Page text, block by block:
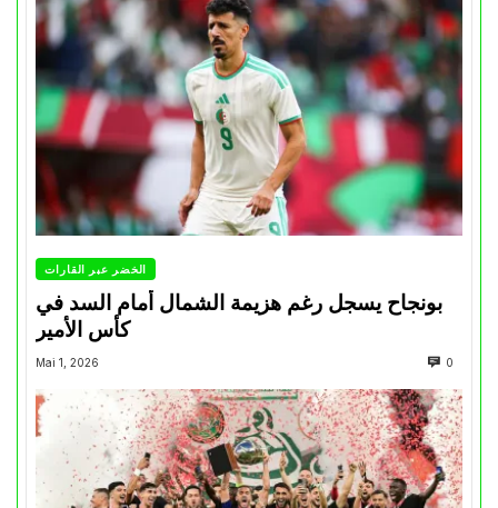
الخضر عبر القارات
بونجاح يسجل رغم هزيمة الشمال أمام السد في
كأس الأمير
Mai 1, 2026 0